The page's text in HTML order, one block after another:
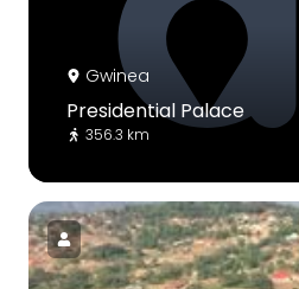
Gwinea
Presidential Palace
356.3 km